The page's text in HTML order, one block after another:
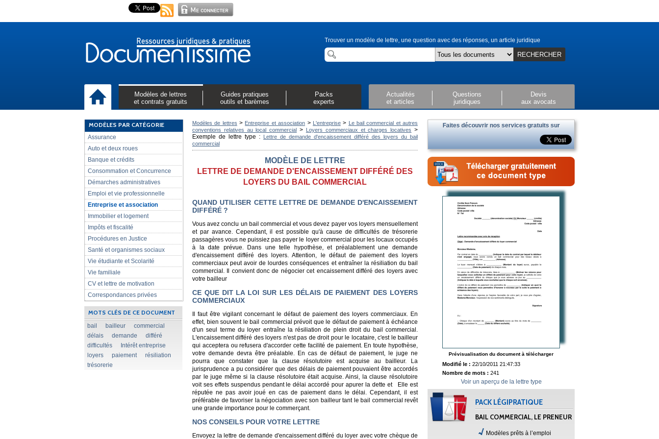
Trouver un modèle de lettre, une question avec des réponses, un article juridique
RECHERCHER
Modèles de lettres
et contrats gratuits
Guides pratiques
outils et barèmes
Packs
experts
Actualités
et articles
Questions
juridiques
Devis
aux avocats
MODÈLES PAR CATÉGORIE
Assurance
Auto et deux roues
Banque et crédits
Consommation et Concurrence
Démarches administratives
Emploi et vie professionnelle
Entreprise et association
Immobilier et logement
Impôts et fiscalité
Procédures en Justice
Santé et organismes sociaux
Vie étudiante et Scolarité
Vie familiale
CV et lettre de motivation
Correspondances privées
MOTS CLÉS DE CE DOCUMENT
bail bailleur
commercial
délais
demande
différé
difficultés
Intérêt entreprise
loyers
paiement
résiliation
trésorerie
Modèles de lettres > Entreprise et association > L'entreprise> Le bail commercial et autres
conventions relatives au local commercial > Loyers commerciaux et charges locatives >
Exemple de lettre type : Lettre de demande d'encaissement différé des loyers du bail
commercial
MODÈLE DE LETTRE
LETTRE DE DEMANDE D'ENCAISSEMENT DIFFÉRÉ DES
LOYERS DU BAIL COMMERCIAL
QUAND UTILISER CETTE LETTRE DE DEMANDE D'ENCAISSEMENT
DIFFÉRÉ ?
Vous avez conclu un bail commercial et vous devez payer vos loyers mensuellement
et par avance. Cependant, il est possible qu'à cause de difficultés de trésorerie
passagères vous ne puissiez pas payer le loyer commercial pour les locaux occupés
à la date prévue. Dans une telle hypothèse, et préalablement une demande
d'encaissement différé des loyers. Attention, le défaut de paiement des loyers
commerciaux peut avoir de lourdes conséquences et entraîner la résiliation du bail
commercial. Il convient donc de négocier cet encaissement différé des loyers avec
votre bailleur
CE QUE DIT LA LOI SUR LES DÉLAIS DE PAIEMENT DES LOYERS
COMMERCIAUX
Il faut être vigilant concernant le défaut de paiement des loyers commerciaux. En
effet, bien souvent le bail commercial prévoit que le défaut de paiement à échéance
d'un seul terme du loyer entraîne la résiliation de plein droit du bail commercial.
L'encaissement différé des loyers n'est pas de droit pour le locataire, c'est le bailleur
qui acceptera ou refusera d'accorder cette facilité de paiement. En toute hypothèse,
votre demande devra être préalable. En cas de défaut de paiement, le juge ne
pourra que constater que la clause résolutoire est acquise au bailleur. La
jurisprudence a pu considérer que des délais de paiement pouvaient être accordés
par le juge même si la clause résolutoire était acquise. Ainsi, la clause résolutoire
voit ses effets suspendus pendant le délai accordé pour apurer la dette et Elle est
réputée ne pas avoir joué en cas de paiement dans le délai. Cependant, il est
préférable de favoriser la négociation avec son bailleur tant le bail commercial revêt
une grande importance pour le commerçant.
NOS CONSEILS POUR VOTRE LETTRE
Envoyez la lettre de demande d'encaissement différé du loyer avec votre chèque de
Faites découvrir nos services gratuits sur
Prévisualisation du document à télécharger
Modifié le : 22/10/2011 21:47:33
Nombre de mots : 241
Voir un aperçu de la lettre type
PACK LÉGIPRATIQUE
BAIL COMMERCIAL, LE PRENEUR
Modèles prêts à l’emploi